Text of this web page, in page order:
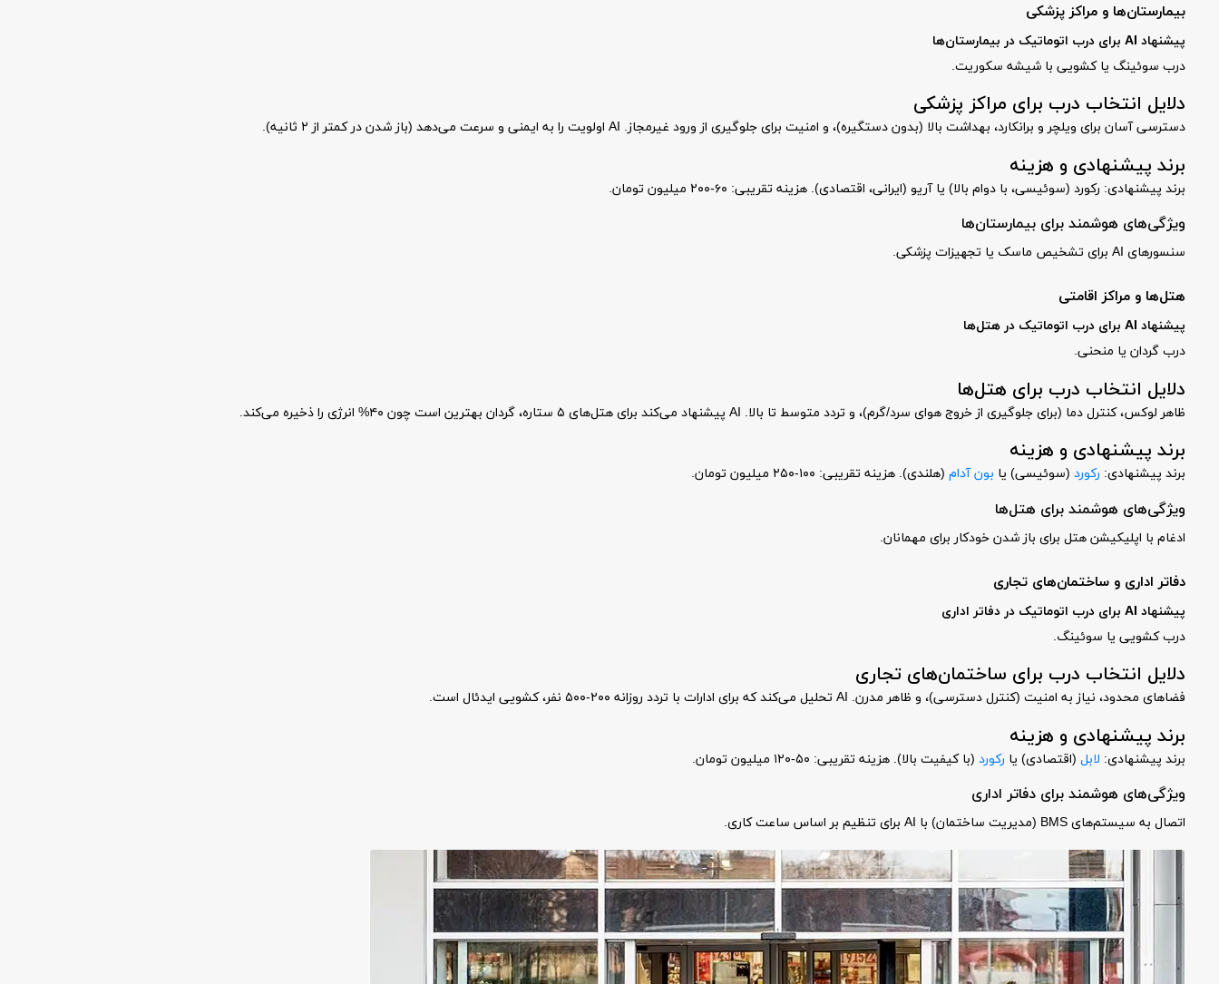
بیمارستان‌ها و مراکز پزشکی
پیشنهاد AI برای درب اتوماتیک در بیمارستان‌ها
درب سوئینگ یا کشویی با شیشه سکوریت.
دلایل انتخاب درب برای مراکز پزشکی
دسترسی آسان برای ویلچر و برانکارد، بهداشت بالا (بدون دستگیره)، و امنیت برای جلوگیری از ورود غیرمجاز. AI اولویت را به ایمنی و سرعت می‌دهد (باز شدن در کمتر از ۲ ثانیه).
برند پیشنهادی و هزینه
برند پیشنهادی: رکورد (سوئیسی، با دوام بالا) یا آریو (ایرانی، اقتصادی). هزینه تقریبی: ۶۰-۲۰۰ میلیون تومان.
ویژگی‌های هوشمند برای بیمارستان‌ها
سنسورهای AI برای تشخیص ماسک یا تجهیزات پزشکی.
هتل‌ها و مراکز اقامتی
پیشنهاد AI برای درب اتوماتیک در هتل‌ها
درب گردان یا منحنی.
دلایل انتخاب درب برای هتل‌ها
ظاهر لوکس، کنترل دما (برای جلوگیری از خروج هوای سرد/گرم)، و تردد متوسط تا بالا. AI پیشنهاد می‌کند برای هتل‌های ۵ ستاره، گردان بهترین است چون ۴۰% انرژی را ذخیره می‌کند.
برند پیشنهادی و هزینه
برند پیشنهادی: رکورد (سوئیسی) یا بون آدام (هلندی). هزینه تقریبی: ۱۰۰-۲۵۰ میلیون تومان.
ویژگی‌های هوشمند برای هتل‌ها
ادغام با اپلیکیشن هتل برای باز شدن خودکار برای مهمانان.
دفاتر اداری و ساختمان‌های تجاری
پیشنهاد AI برای درب اتوماتیک در دفاتر اداری
درب کشویی یا سوئینگ.
دلایل انتخاب درب برای ساختمان‌های تجاری
فضاهای محدود، نیاز به امنیت (کنترل دسترسی)، و ظاهر مدرن. AI تحلیل می‌کند که برای ادارات با تردد روزانه ۲۰۰-۵۰۰ نفر، کشویی ایدئال است.
برند پیشنهادی و هزینه
برند پیشنهادی: لابل (اقتصادی) یا رکورد (با کیفیت بالا). هزینه تقریبی: ۵۰-۱۲۰ میلیون تومان.
ویژگی‌های هوشمند برای دفاتر اداری
اتصال به سیستم‌های BMS (مدیریت ساختمان) با AI برای تنظیم بر اساس ساعت کاری.